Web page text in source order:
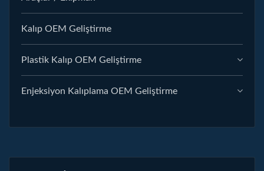
Kalıp OEM Geliştirme
Plastik Kalıp OEM Geliştirme
Enjeksiyon Kalıplama OEM Geliştirme